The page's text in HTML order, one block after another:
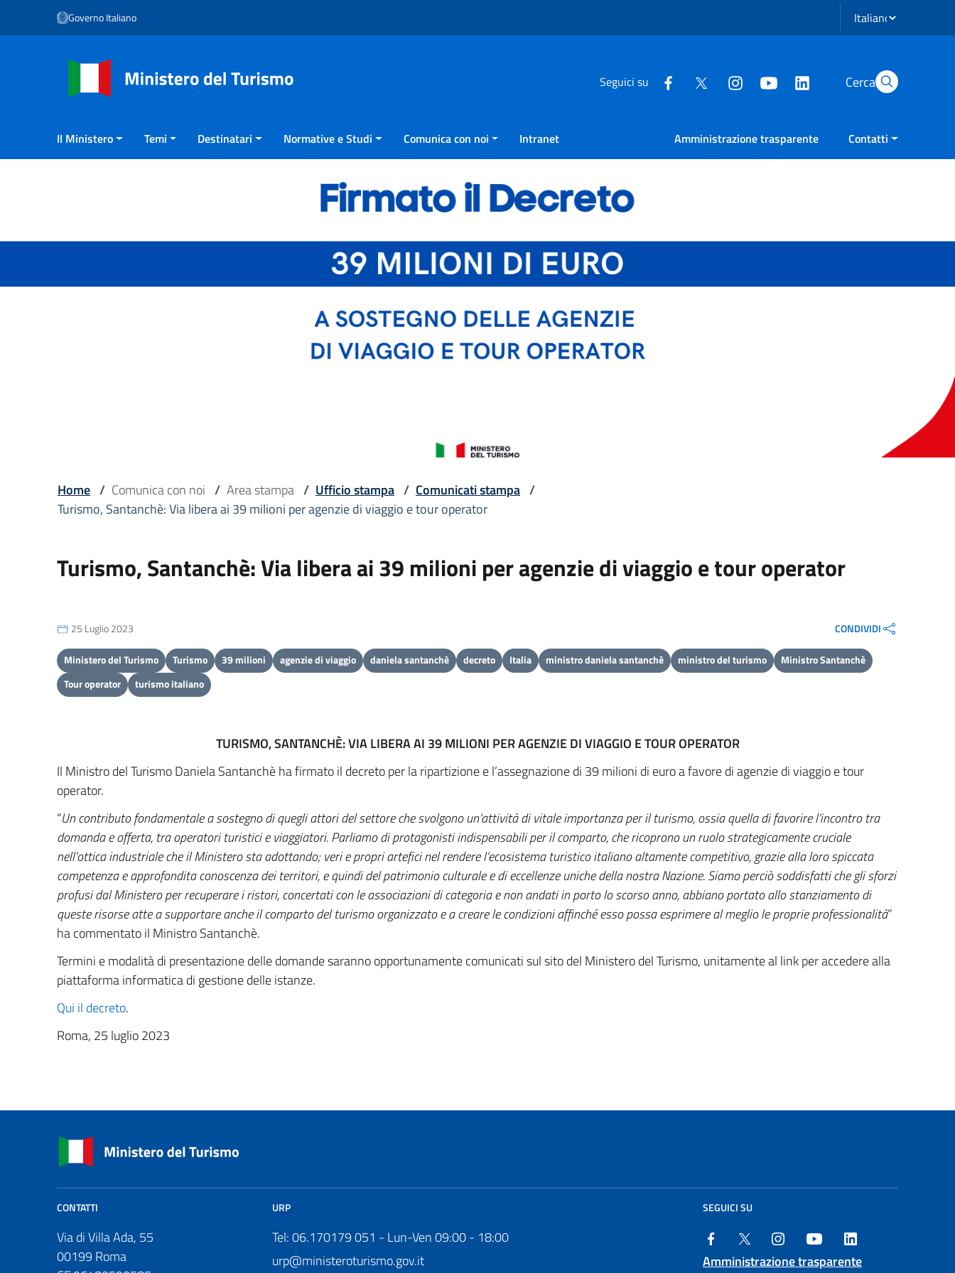
Vai ai contenuti
Vai al menu di navigazione
Governo Italiano Seleziona lingua
Seguici su Cerca
Il Ministero Temi Destinatari Normative e Studi Comunica con noi Intranet Amministrazione trasparente Contatti
Home / Comunica con noi / Area stampa / Ufficio stampa / Comunicati stampa /
Turismo, Santanchè: Via libera ai 39 milioni per agenzie di viaggio e tour operator
Turismo, Santanchè: Via libera ai 39 milioni per agenzie di viaggio e tour operator
25 Luglio 2023 CONDIVIDI
Ministero del Turismo Turismo 39 milioni agenzie di viaggio daniela santanchè decreto Italia ministro daniela santanchè ministro del turismo
Ministro Santanchè
Tour operator
turismo italiano
TURISMO, SANTANCHÈ: VIA LIBERA AI 39 MILIONI PER AGENZIE DI VIAGGIO E TOUR OPERATOR
Il Ministro del Turismo Daniela Santanchè ha firmato il decreto per la ripartizione e l’assegnazione di 39 milioni di euro a favore di agenzie di viaggio e tour
operator.
“Un contributo fondamentale a sostegno di quegli attori del settore che svolgono un’attività di vitale importanza per il turismo, ossia quella di favorire l’incontro tra
domanda e offerta, tra operatori turistici e viaggiatori. Parliamo di protagonisti indispensabili per il comparto, che ricoprono un ruolo strategicamente cruciale
nell’ottica industriale che il Ministero sta adottando; veri e propri artefici nel rendere l’ecosistema turistico italiano altamente competitivo, grazie alla loro spiccata
competenza e approfondita conoscenza dei territori, e quindi del patrimonio culturale e di eccellenze uniche della nostra Nazione. Siamo perciò soddisfatti che gli sforzi
profusi dal Ministero per recuperare i ristori, concertati con le associazioni di categoria e non andati in porto lo scorso anno, abbiano portato allo stanziamento di
queste risorse atte a supportare anche il comparto del turismo organizzato e a creare le condizioni affinché esso possa esprimere al meglio le proprie professionalità”
ha commentato il Ministro Santanchè.
Termini e modalità di presentazione delle domande saranno opportunamente comunicati sul sito del Ministero del Turismo, unitamente al link per accedere alla
piattaforma informatica di gestione delle istanze.
Qui il decreto.
Roma, 25 luglio 2023
CONTATTI
Via di Villa Ada, 55
00199 Roma
URP
Tel: 06.170179 051 - Lun-Ven 09:00 - 18:00
urp@ministeroturismo.gov.it
SEGUICI SU
Amministrazione trasparente